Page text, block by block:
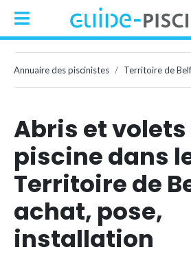
Annuaire des piscinistes Territoire de
Abris et volets
piscine dans
Territoire de
achat, pose,
installation